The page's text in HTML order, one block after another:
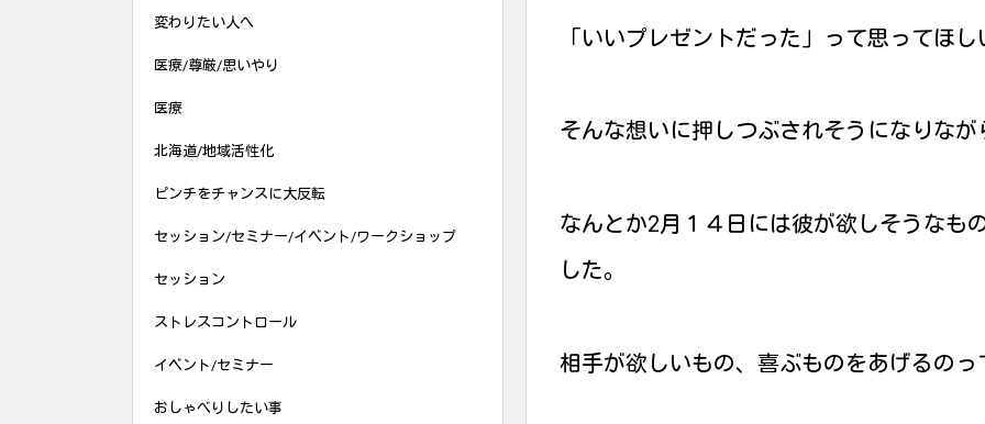
「いいプレゼントだった」って思ってほし
そんな想いに押しつぶされそうになりなが
なんとか2月１４日には彼が欲しそうなも
した。
相手が欲しいもの、喜ぶものをあげるのっ
変わりたい人へ
医療/尊厳/思いやり
医療
北海道/地域活性化
ピンチをチャンスに大反転
セッション/セミナー/イベント/ワークショップ
セッション
ストレスコントロール
イベント/セミナー
おしゃべりしたい事